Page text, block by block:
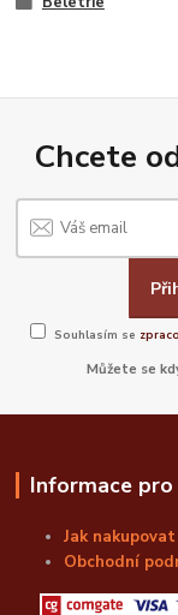
Chcete
Souhlasím se
Můžete se
Informace pro
Jak nakupovat
Obchodní